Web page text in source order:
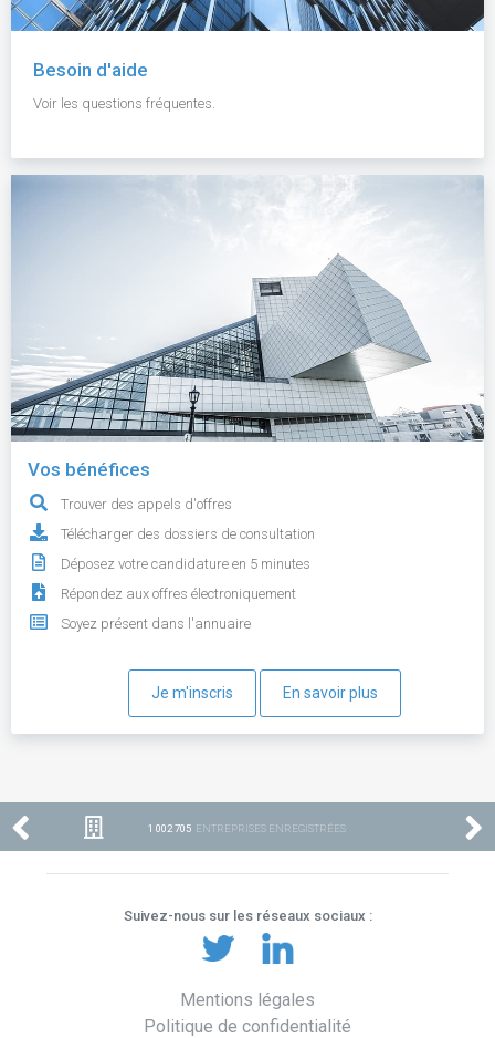
Besoin d'aide
Voir les questions fréquentes.
Vos bénéfices
Trouver des appels d'offres
Télécharger des dossiers de consultation
Déposez votre candidature en 5 minutes
Répondez aux offres électroniquement
Soyez présent dans l'annuaire
Je m'inscris En savoir plus
1 002 705 ENTREPRISES ENREGISTRÉES
Suivez-nous sur les réseaux sociaux :
Mentions légales
Politique de confidentialité